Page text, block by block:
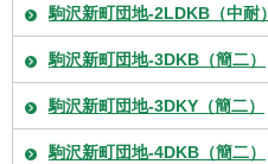
駒沢新町団地-2LDKB（中耐）
駒沢新町団地-3DKB（簡二）
駒沢新町団地-3DKY（簡二）
駒沢新町団地-4DKB（簡二）